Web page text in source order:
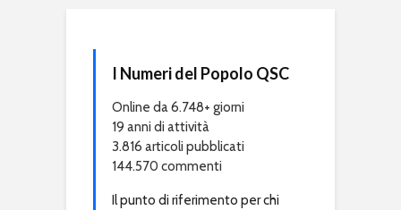
I Numeri del Popolo QSC
Online da 6.748+ giorni
19 anni di attività
3.816 articoli pubblicati
144.570 commenti
Il punto di riferimento per chi